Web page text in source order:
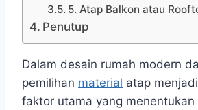
5. Atap Balkon atau
Penutup
Dalam desain rumah modern
pemilihan material atap
faktor utama yang